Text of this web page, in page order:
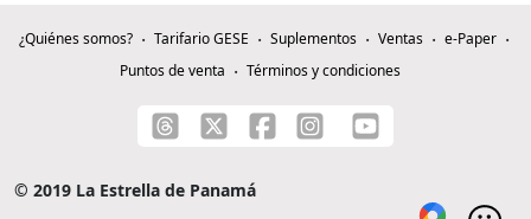
¿Quiénes somos? Tarifario GESE Suplementos Ventas
e-Paper
Puntos de venta
Términos y condiciones
© 2019 La Estrella de Panamá